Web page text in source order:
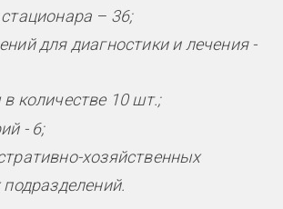
– 36;
для диагностики и лечения -
количестве 10 шт.;
- 6;
хозяйственных